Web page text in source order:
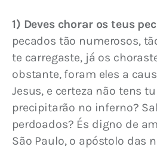
1) Deves chorar os teus
pecados tão numerosos,
te carregaste, já os
obstante, foram eles a
Jesus, e certeza não tens
precipitarão no inferno?
perdoados? És digno de
São Paulo, o apóstolo das